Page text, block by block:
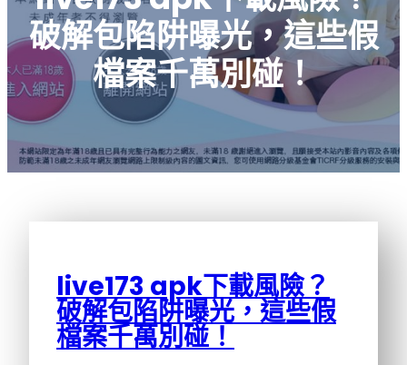
破解包陷阱曝光，這些假
檔案千萬別碰！
live173 apk下載風險？
破解包陷阱曝光，這些假
檔案千萬別碰！